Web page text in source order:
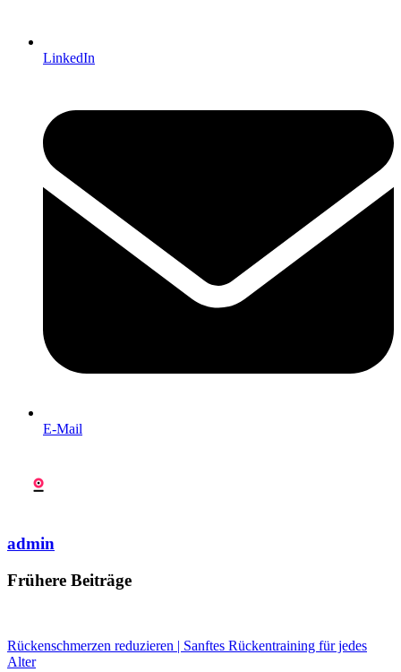
LinkedIn
E-Mail
admin
Frühere Beiträge
Rückenschmerzen reduzieren | Sanftes Rückentraining für jedes
Alter